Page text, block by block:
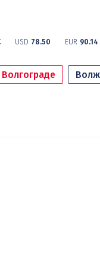
USD 78.50 EUR 90.14